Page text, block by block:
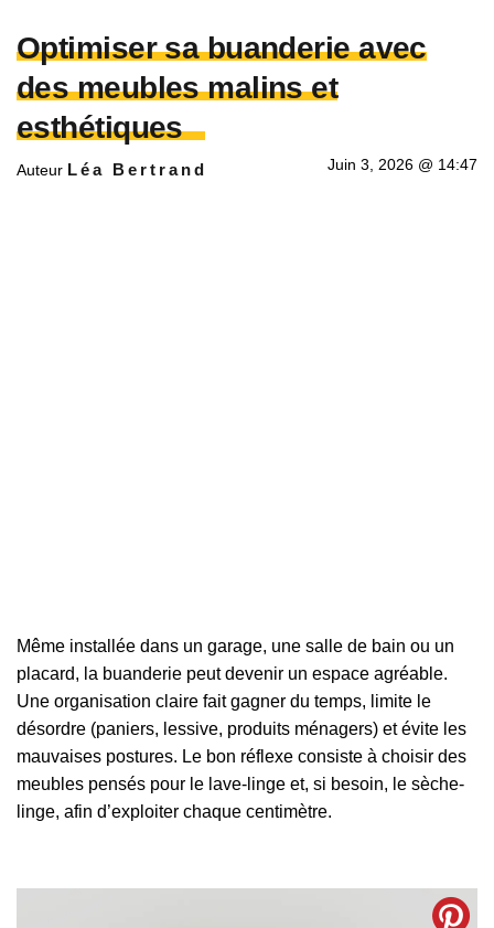
Optimiser sa buanderie avec
des meubles malins et
esthétiques
Auteur Léa Bertrand Juin 3, 2026 @ 14:47
Même installée dans un garage, une salle de bain ou un
placard, la buanderie peut devenir un espace agréable.
Une organisation claire fait gagner du temps, limite le
désordre (paniers, lessive, produits ménagers) et évite les
mauvaises postures. Le bon réflexe consiste à choisir des
meubles pensés pour le lave-linge et, si besoin, le sèche-
linge, afin d’exploiter chaque centimètre.